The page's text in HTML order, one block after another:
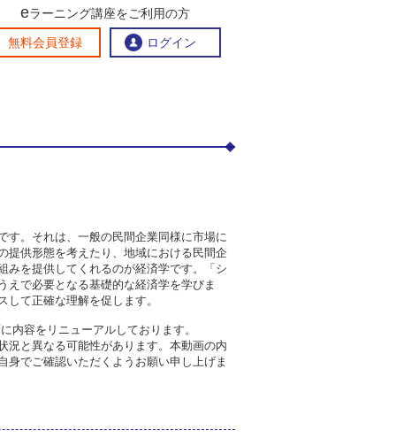
問い合わせ
流ひろば
eラーニング講座をご利用の方
無料会員登録 ログイン
す。それは、一般の民間企業同様に市場に
提供形態を考えたり、地域における民間企
みを提供してくれるのが経済学です。「シ
えで必要となる基礎的な経済学を学びま
て正確な理解を促します。
内容をリニューアルしております。
況と異なる可能性があります。本動画の内
でご確認いただくようお願い申し上げま